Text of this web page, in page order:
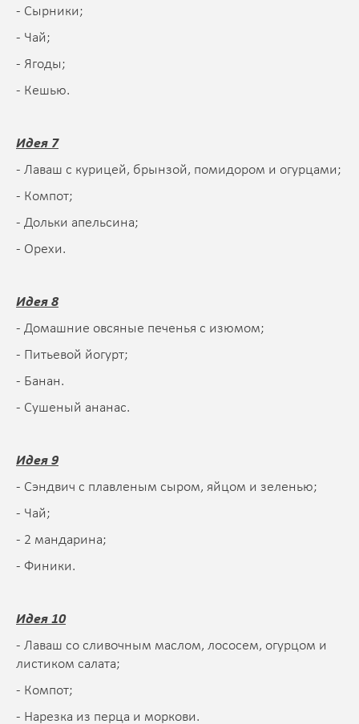
- Сырники;
- Чай;
- Ягоды;
- Кешью.
Идея 7
- Лаваш с курицей, брынзой, помидором и огурцами;
- Компот;
- Дольки апельсина;
- Орехи.
Идея 8
- Домашние овсяные печенья с изюмом;
- Питьевой йогурт;
- Банан.
- Сушеный ананас.
Идея 9
- Сэндвич с плавленым сыром, яйцом и зеленью;
- Чай;
- 2 мандарина;
- Финики.
Идея 10
- Лаваш со сливочным маслом, лососем, огурцом и
листиком салата;
- Компот;
- Нарезка из перца и моркови.